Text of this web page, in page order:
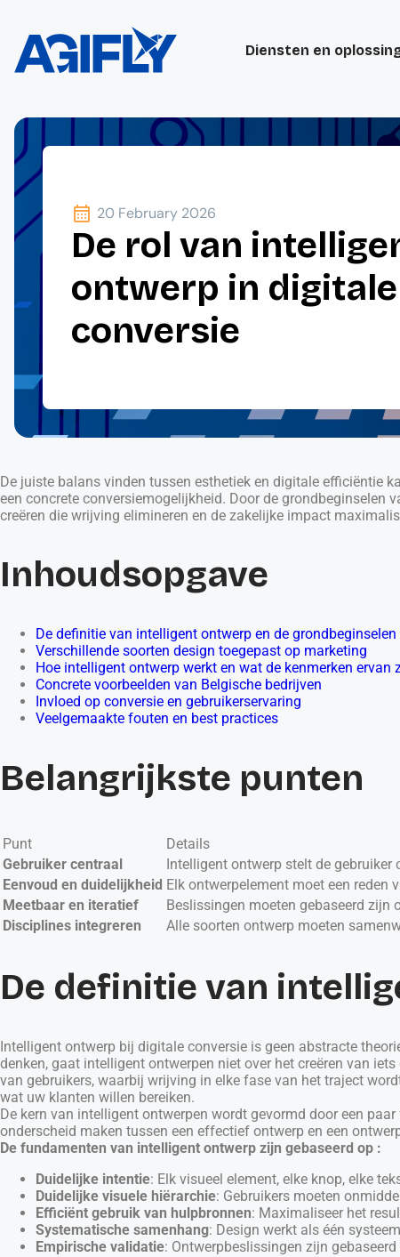
Diensten en
20 February 2026
De rol van
ontwerp in digitale
conversie
De juiste balans vinden tussen esthetiek en digitale efficiëntie
een concrete conversiemogelijkheid. Door de grondbeginselen
creëren die wrijving elimineren en de zakelijke impact
Inhoudsopgave
De definitie van intelligent ontwerp en de grondbeginselen
Verschillende soorten design toegepast op marketing
Hoe intelligent ontwerp werkt en wat de kenmerken ervan
Concrete voorbeelden van Belgische bedrijven
Invloed op conversie en gebruikerservaring
Veelgemaakte fouten en best practices
Belangrijkste punten
Punt
Details
Gebruiker centraal
Intelligent ontwerp stelt de
Eenvoud en duidelijkheid Elk ontwerpelement moet een reden
Meetbaar en iteratief
Beslissingen moeten gebaseerd zijn
Disciplines integreren
Alle soorten ontwerp moeten
De definitie van
Intelligent ontwerp bij digitale conversie is geen abstracte
denken, gaat intelligent ontwerpen niet over het creëren van
van gebruikers, waarbij wrijving in elke fase van het traject
wat uw klanten willen bereiken.
De kern van intelligent ontwerpen wordt gevormd door een
onderscheid maken tussen een effectief ontwerp en een
De fundamenten van intelligent ontwerp zijn gebaseerd op :
Duidelijke intentie: Elk visueel element, elke knop, elke
Duidelijke visuele hiërarchie: Gebruikers moeten
Efficiënt gebruik van hulpbronnen: Maximaliseer het
Systematische samenhang: Design werkt als één
Empirische validatie: Ontwerpbeslissingen zijn